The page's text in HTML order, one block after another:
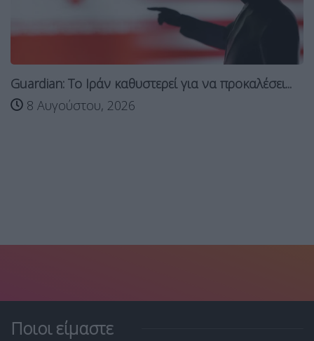
Guardian: Το Ιράν καθυστερεί για να προκαλέσει...
8 Αυγούστου, 2026
Ποιοι είμαστε